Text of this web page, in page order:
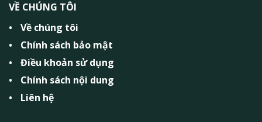
VỀ CHÚNG TÔI
Về chúng tôi
Chính sách bảo mật
Điều khoản sử dụng
Chính sách nội dung
Liên hệ